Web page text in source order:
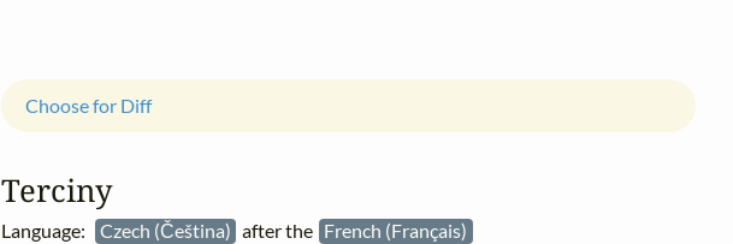
Terciny
Language: Czech (Čeština) after the French (Français)
Choose for Diff